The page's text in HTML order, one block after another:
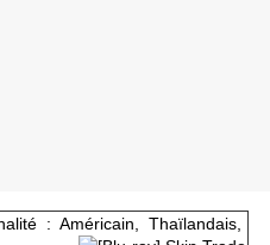
: Américain, Thaïlandais,